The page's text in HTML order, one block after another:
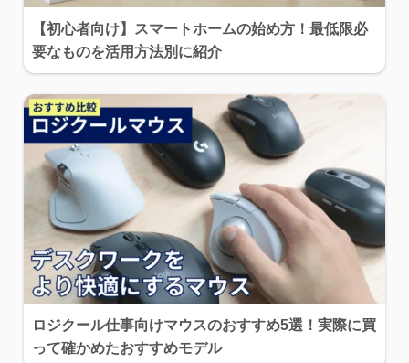
【初心者向け】スマートホームの始め方！最低限必
要なものを活用方法別に紹介
ロジクール仕事向けマウスのおすすめ5選！実際に買
って確かめたおすすめモデル